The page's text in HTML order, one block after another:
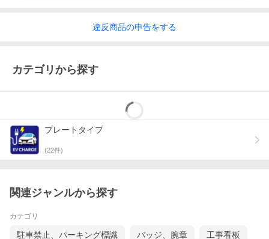
違反商品の申告をする
カテゴリから探す
プレートタイプ
(22件)
関連ジャンルから探す
カテゴリ
駐車禁止、パーキング標識 バッジ、腕章 工事看板